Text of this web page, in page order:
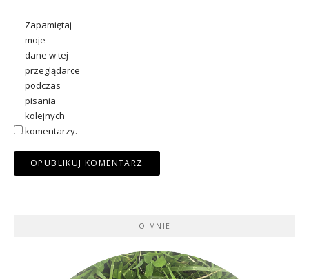
Zapamiętaj
moje
dane w tej
przeglądarce
podczas
pisania
kolejnych
komentarzy.
O MNIE